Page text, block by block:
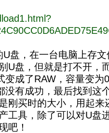
盘，在一台电脑上存
U盘，但就是打不开，
变成了RAW，容量变为
没有成功，最后找到这
刚买时的大小，用起来
工具，除了可以对U盘
吧！